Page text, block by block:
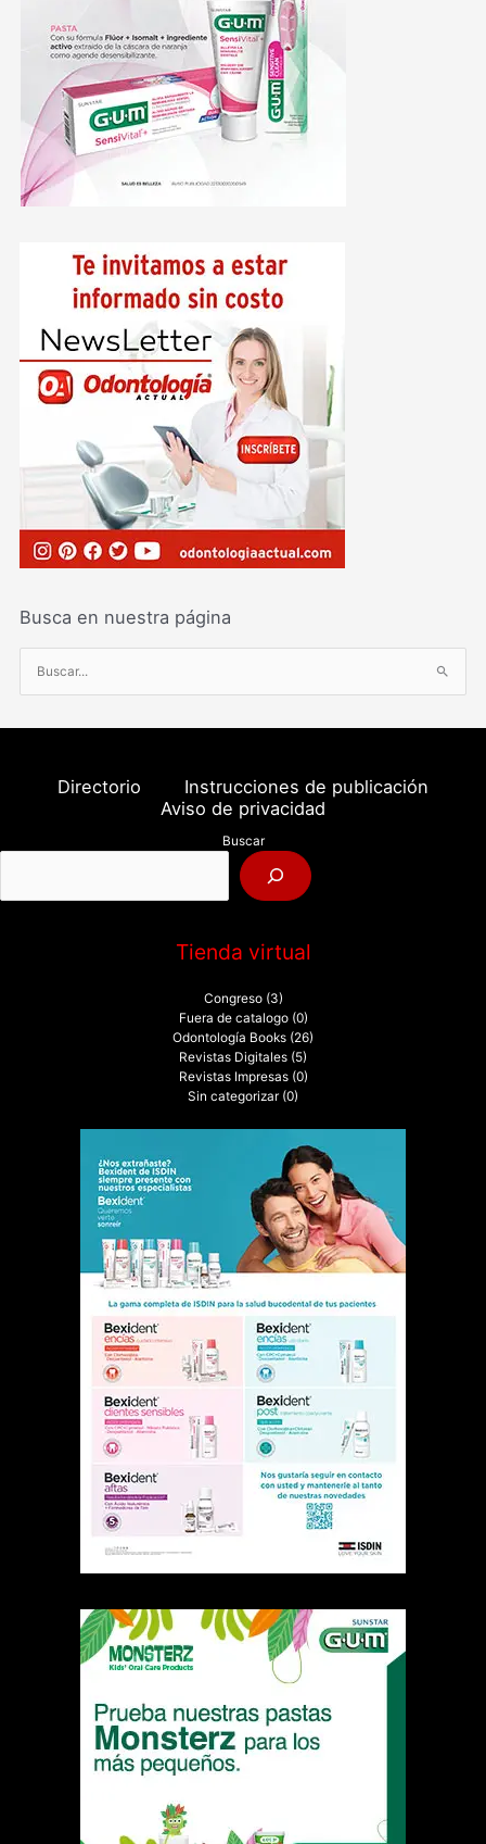
Busca en nuestra página
u
s
o
:
Directorio
Instrucciones de publicación
Aviso de privacidad
Buscar
Tienda virtual
Congreso (3)
Fuera de catalogo (0)
Odontología Books (26)
Revistas Digitales (5)
Revistas Impresas (0)
Sin categorizar (0)